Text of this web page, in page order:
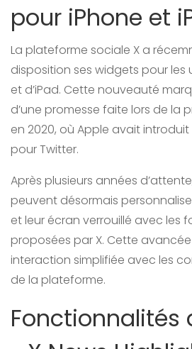
pour iPhone et
La plateforme sociale X a
disposition ses widgets pour les
et d’iPad. Cette nouveauté
d’une promesse faite lors de la
en 2020, où Apple avait introduit
pour Twitter.
Après plusieurs années
peuvent désormais
et leur écran verrouillé avec les
proposées par X. Cette
interaction simplifiée avec les
de la plateforme.
Fonctionnalités